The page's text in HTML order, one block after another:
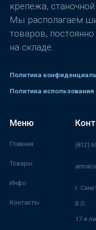
крепежа, станочной
Мы располагаем
товаров,
на складе.
Политика
Политика
Меню
Главная
Товары
Инфо
Контакты
(812)
г.
В.О.
17-я